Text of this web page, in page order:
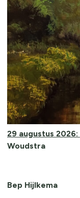
29 augustus 2026:
Woudstra
Bep Hijlkema